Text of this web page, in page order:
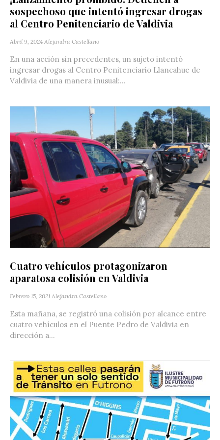
sospechoso que intentó ingresar drogas
al Centro Penitenciario de Valdivia
Abril 9, 2024 Alejandra Castellano
En una acción sin precedentes, un sujeto intentó
ingresar drogas al Centro Penitenciario Llancahue de
Valdivia de una manera inusual:...
Cuatro vehículos protagonizaron
aparatosa colisión en Valdivia
Febrero 15, 2021 Alejandra Castellano
Esta mañana, se registró una colisión por alcance entre
cuatro vehículos en el Puente Pedro de Valdivia en
dirección a...